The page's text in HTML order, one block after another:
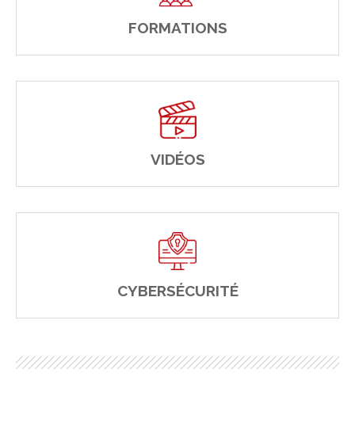
FORMATIONS
VIDÉOS
CYBERSÉCURITÉ